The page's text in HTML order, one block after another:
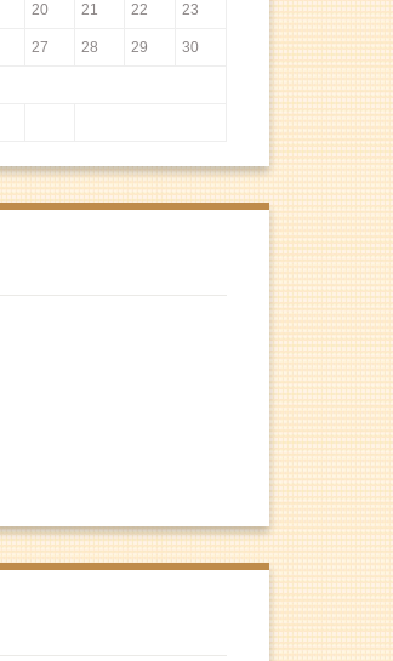
20 21 22 23
27 28 29 30